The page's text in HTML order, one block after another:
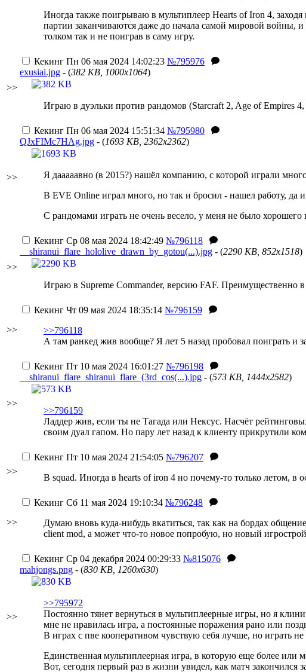
Иногда также поигрываю в мультиплеер Hearts of Iron 4,
партии заканчиваются даже до начала самой мировой войны,
толком так и не поиграв в саму игру.
>>
Кекинг Пн 06 мая 2024 14:02:23 №795976
exusiai.jpg - (382 KB, 1000x1064)
Играю в дуэльки против рандомов (Starcraft 2, Age of Empires
>>
Кекинг Пн 06 мая 2024 15:51:34 №795980
QJxFIMc7HAg.jpg - (1693 KB, 2362x2362)
Я дааааавно (в 2015?) нашёл компанию, с которой играли
В EVE Online играл много, но так и бросил - нашел работу, да
С рандомами играть не очень весело, у меня не было
>>
Кекинг Ср 08 мая 2024 18:42:49 №796118
__shiranui_flare_hololive_drawn_by_gotou(...).jpg - (2290 KB, 852x1518)
Играю в Supreme Commander, версию FAF. Преимущественно
>>
Кекинг Чт 09 мая 2024 18:35:14 №796159
>>796118
А там ранкед жив вообще? Я лет 5 назад пробовал поиграть и
>>
Кекинг Пт 10 мая 2024 16:01:27 №796198
__shiranui_flare_shiranui_flare_(3rd_cos(...).jpg - (573 KB, 1444x2582)
>>796159
Ладдер жив, если ты не Тагада или Нексус. Насчёт
своим дуал гапом. Но пару лет назад к клиенту прикрутили
>>
Кекинг Пт 10 мая 2024 21:54:05 №796207
В squad. Иногда в hearts of iron 4 но почему-то только летом, в
>>
Кекинг Сб 11 мая 2024 19:10:34 №796248
Думаю вновь куда-нибудь вкатиться, так как на бордах
client mod, а может что-то новое попробую, но новый
>>
Кекинг Ср 04 декабря 2024 00:29:33 №815076
mahjongs.png - (830 KB, 1260x630)
>>795972
Постоянно тянет вернуться в мультиплеерные игры, но я
мне не нравилась игра, а постоянные поражения рано или
В играх с пве кооперативом чувствую себя лучше, но играть
Единственная мультиплеерная игра, в которую еще более или
Вот, сегодня первый раз в жизни увидел, как матч закончился